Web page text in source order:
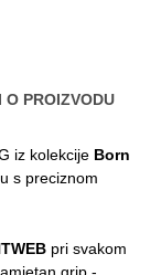
O PROIZVODU
iz kolekcije Born
s preciznom
pri svakom